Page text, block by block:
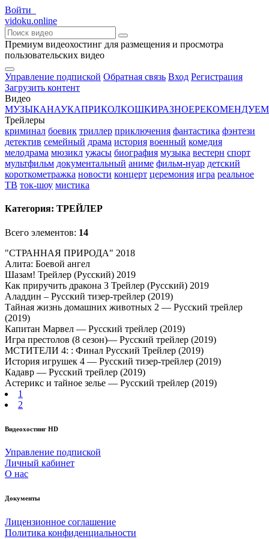
Войти
vidoku.online
Премиум видеохостинг для размещения и просмотра
пользовательских видео
Управление подпиской Обратная связь Вход Регистрация
Загрузить контент
Видео
МУЗЫКАНАУКАПРИКОЛКОШКИРАЗНОЕРЕКОМЕНДУЕМ
Трейлеры
криминал боевик триллер приключения фантастика фэнтези
детектив семейный драма история военный комедия
мелодрама мюзикл ужасы биография музыка вестерн спорт
мультфильм документальный аниме фильм-нуар детский
короткометражка новости концерт церемония игра реальное
ТВ ток-шоу мистика
Категория: ТРЕЙЛЕР
Всего элементов: 14
"СТРАННАЯ ПРИРОДА" 2018
Алита: Боевой ангел
Шазам! Трейлер (Русский) 2019
Как приручить дракона 3 Трейлер (Русский) 2019
Аладдин – Русский тизер-трейлер (2019)
Тайная жизнь домашних животных 2 — Русский трейлер
(2019)
Капитан Марвел — Русский трейлер (2019)
Игра престолов (8 сезон)— Русский трейлер (2019)
МСТИТЕЛИ 4: : Финал Русский Трейлер (2019)
История игрушек 4 — Русский тизер-трейлер (2019)
Кадавр — Русский трейлер (2019)
Астерикс и тайное зелье — Русский трейлер (2019)
1
2
Видеохостинг HD
Управление подпиской
Личный кабинет
О нас
Документы
Лицензионное соглашение
Политика конфиденциальности